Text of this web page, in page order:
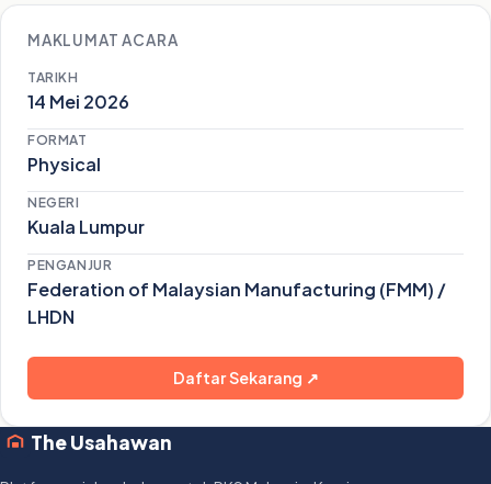
MAKLUMAT ACARA
TARIKH
14 Mei 2026
FORMAT
Physical
NEGERI
Kuala Lumpur
PENGANJUR
Federation of Malaysian Manufacturing (FMM) /
LHDN
Daftar Sekarang ↗
The Usahawan